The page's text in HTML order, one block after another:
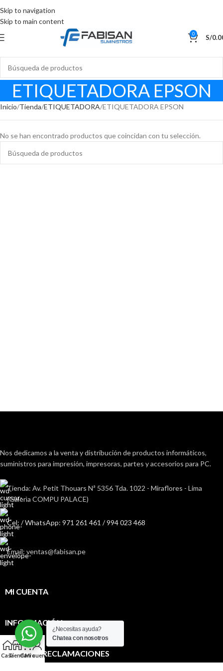
Skip to navigation
Skip to main content
0 S/
ETIQUETADORA EPSON
Inicio Tienda ETIQUETADORA ETIQUETADORA EPSON
No se han encontrado productos que coincidan con tu selección.
Nos dedicamos a la venta y distribución de productos informáticos,
suministros para impresión, impresoras, partes y accesorios para PC.
Tienda: Av. Petit Thouars Nª 5356 Tda. 1022 - Miraflores - Lima
(Galerìa COMPU PALACE)
Cel: / WhatsApp: 971 261 461 / 994 023 468
Email: ventas@fabisan.pe
MI CUENTA
INFORMACIÓN
LIBRO DE RECLAMACIONES
¿Necesitas ayuda?
Chatea con nosotros
CasaTienda
0
Carro
Mi cuenta